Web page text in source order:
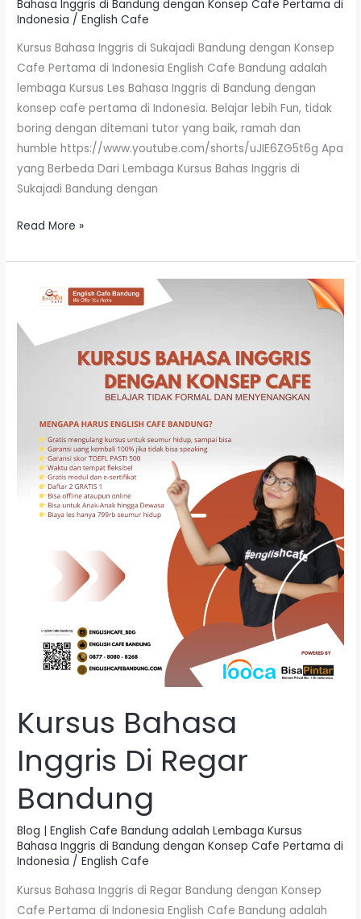
Bahasa Inggris di Bandung dengan Konsep Cafe Pertama di
Indonesia /English Cafe
Kursus Bahasa Inggris di Sukajadi Bandung dengan Konsep
Cafe Pertama di Indonesia English Cafe Bandung adalah
lembaga Kursus Les Bahasa Inggris di Bandung dengan
konsep cafe pertama di Indonesia. Belajar lebih Fun, tidak
boring dengan ditemani tutor yang baik, ramah dan
humble https://www.youtube.com/shorts/uJIE6ZG5t6g Apa
yang Berbeda Dari Lembaga Kursus Bahas Inggris di
Sukajadi Bandung dengan
Read More »
Kursus Bahasa
Inggris Di Regar
Bandung
Blog | English Cafe Bandung adalah Lembaga Kursus
Bahasa Inggris di Bandung dengan Konsep Cafe Pertama di
Indonesia /English Cafe
Kursus Bahasa Inggris di Regar Bandung dengan Konsep
Cafe Pertama di Indonesia English Cafe Bandung adalah
Kursus
Bahasa
Inggris